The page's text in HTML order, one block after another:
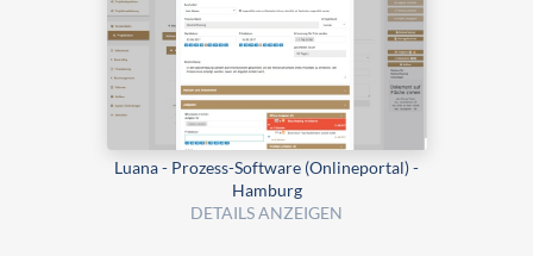
Luana - Prozess-Software (Onlineportal) -
Hamburg
DETAILS ANZEIGEN